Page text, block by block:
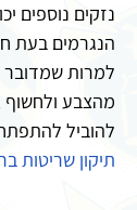
נזקים נוספים
הנגרמים בעת
למרות שמדובר
מהצבע
להוביל
תיקון שריטות